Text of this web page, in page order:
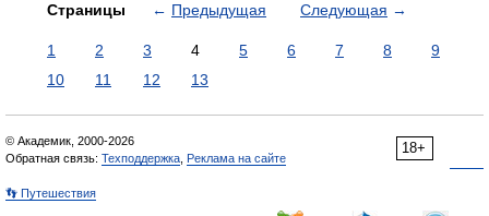
Страницы ← Предыдущая Следующая →
1 2 3 4 5 6 7 8
9
10
11 12 13
18+
© Академик, 2000-2026
Обратная связь: Техподдержка Реклама на сайте
👣 Путешествия